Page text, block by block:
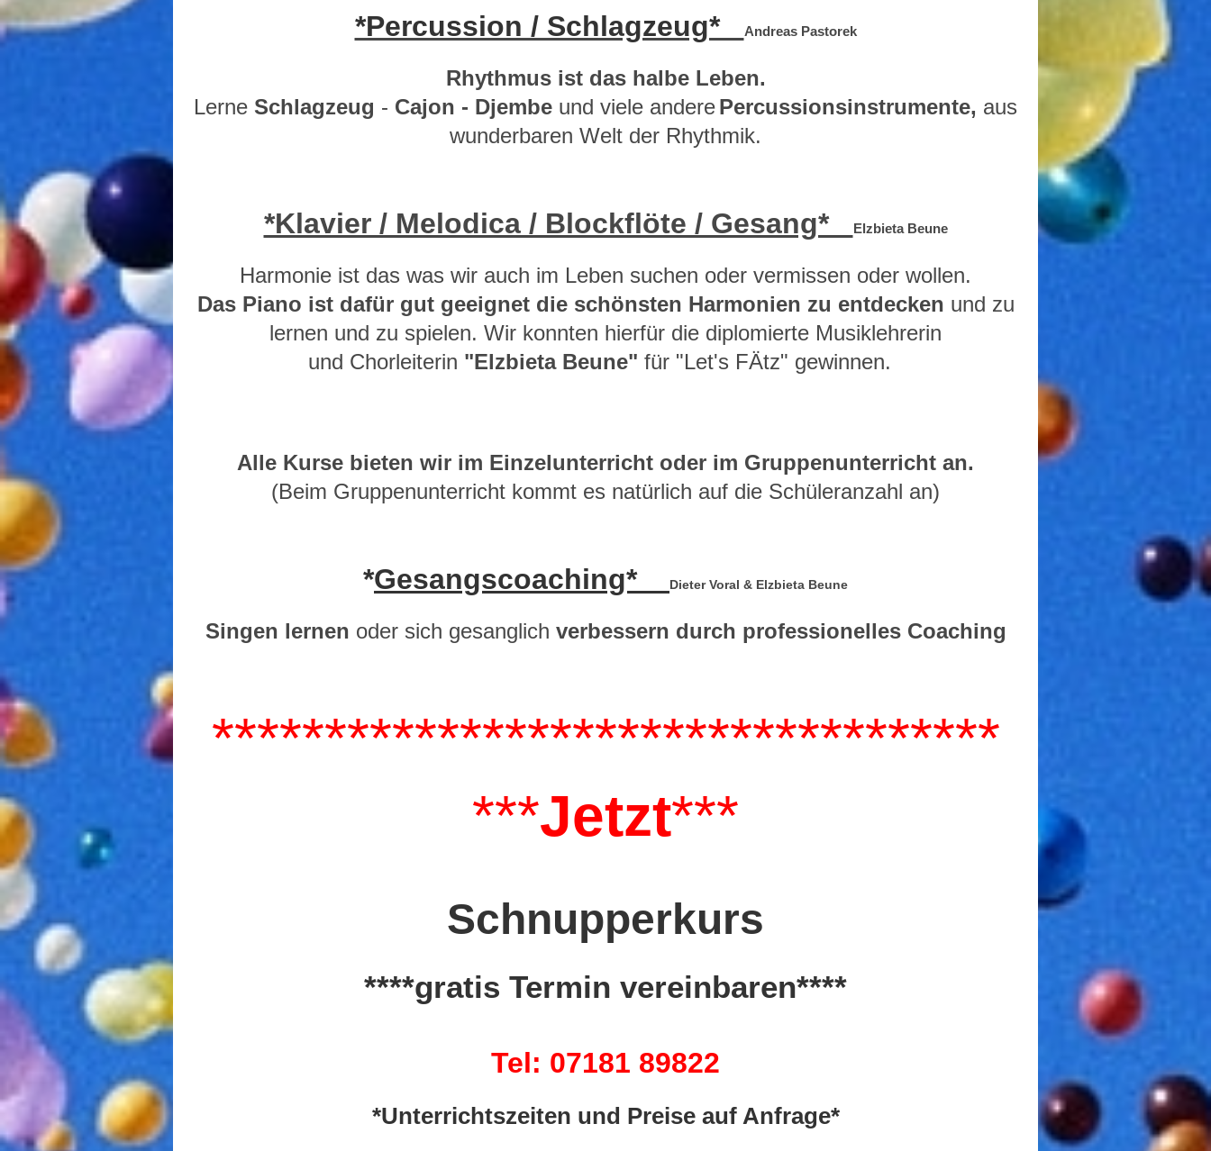
*Percussion / Schlagzeug* Andreas Pastorek
Rhythmus ist das halbe Leben.
Lerne Schlagzeug - Cajon - Djembe und viele anderePercussionsinstrumente, aus
wunderbaren Welt der Rhythmik.
*Klavier / Melodica / Blockflöte / Gesang* Elzbieta Beune
Harmonie ist das was wir auch im Leben suchen oder vermissen oder wollen.
Das Piano ist dafür gut geeignet die schönsten Harmonien zu entdecken und zu
lernen und zu spielen. Wir konnten hierfür die diplomierte Musiklehrerin
und Chorleiterin "Elzbieta Beune" für "Let's FÄtz" gewinnen.
Alle Kurse bieten wir im Einzelunterricht oder im Gruppenunterricht an.
(Beim Gruppenunterricht kommt es natürlich auf die Schüleranzahl an)
*Gesangscoaching* Dieter Voral & Elzbieta Beune
Singen lernen oder sich gesanglich verbessern durch professionelles Coaching
***********************************
***Jetzt***
Schnupperkurs
****gratis Termin vereinbaren****
Tel: 07181 89822
*Unterrichtszeiten und Preise auf Anfrage*